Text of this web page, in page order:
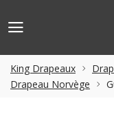
King Drapeaux
Drapeau Norvège